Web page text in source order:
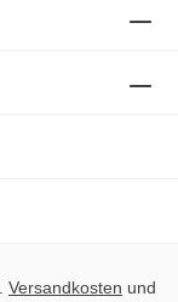
Versandkosten und